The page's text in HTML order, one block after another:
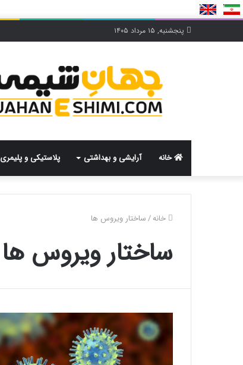
پنجشنبه, ۱۵ مرداد ۱۴۰۵
خانه آرایشی و بهداشتی پلاستیکی و پلیمری
خانه/ساختار ویروس ها
ساختار ویروس ها